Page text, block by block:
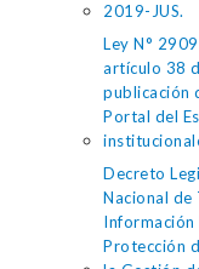
2019-JUS.
Ley N°
artículo 38
publicación
Portal del
Decreto
Nacional de
Información
Protección